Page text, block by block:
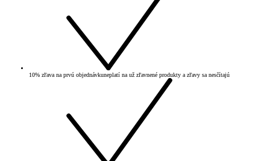
10% zľava na prvú objednávkuneplatí na už zľavnené produkty a zľavy sa nesčítajú